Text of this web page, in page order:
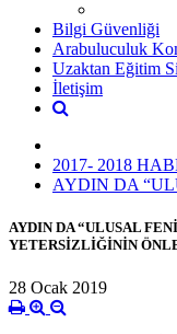
Bilgi Güvenliği
Arabuluculuk
Uzaktan Eğitim
İletişim
2017- 2018
AYDIN DA
AYDIN DA “ULUSAL
YETERSİZLİĞİNİN
28 Ocak 2019